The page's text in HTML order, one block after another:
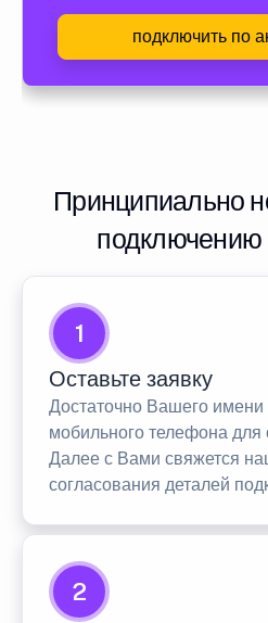
подключить по
Принципиально
подключению
1
Оставьте заявку
Достаточно Вашего
мобильного телефона для
Далее с Вами свяжется
согласования деталей
2